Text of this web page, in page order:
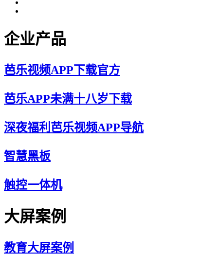
企业产品
芭乐视频APP下载官方
芭乐APP未满十八岁下载
深夜福利芭乐视频APP导航
智慧黑板
触控一体机
大屏案例
教育大屏案例